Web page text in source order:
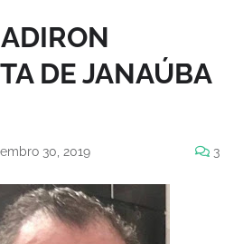
DE JANAÚBA
30, 2019 3